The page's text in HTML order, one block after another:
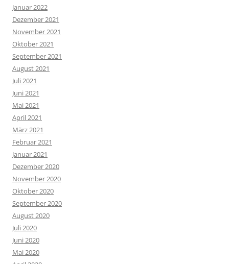
Januar 2022
Dezember 2021
November 2021
Oktober 2021
September 2021
August 2021
Juli 2021
Juni 2021
Mai 2021
April 2021
März 2021
Februar 2021
Januar 2021
Dezember 2020
November 2020
Oktober 2020
September 2020
August 2020
Juli 2020
Juni 2020
Mai 2020